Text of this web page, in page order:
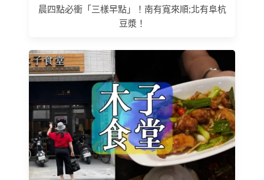
晨四點必衝「三樣早點」！南有寬來順;北有阜杭
豆漿！